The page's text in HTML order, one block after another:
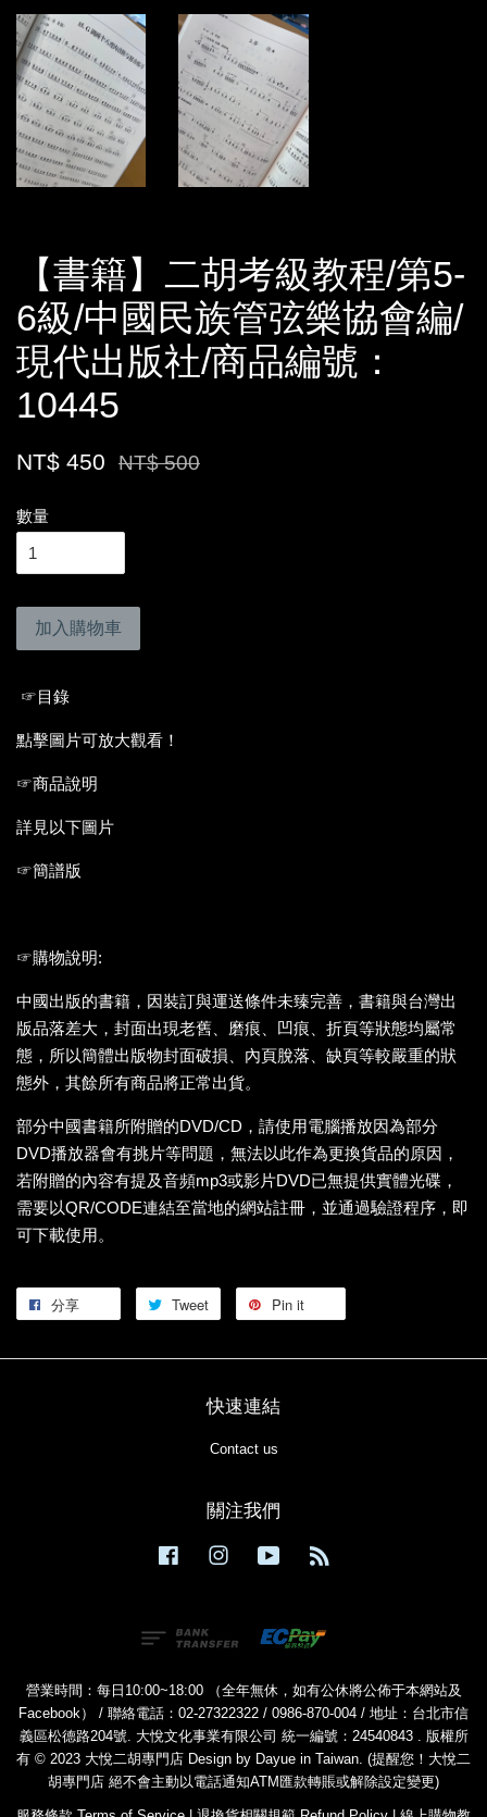
【書籍】二胡考級教程/第5-
6級/中國民族管弦樂協會編/
現代出版社/商品編號：
10445
NT$ 450 NT$ 500
數量
加入購物車
☞目錄
點擊圖片可放大觀看！
☞商品說明
詳見以下圖片
☞簡譜版
☞購物說明:
中國出版的書籍，因裝訂與運送條件未臻完善，書籍與台灣出
版品落差大，封面出現老舊、磨痕、凹痕、折頁等狀態均屬常
態，所以簡體出版物封面破損、內頁脫落、缺頁等較嚴重的狀
態外，其餘所有商品將正常出貨。
部分中國書籍所附贈的DVD/CD，請使用電腦播放因為部分
DVD播放器會有挑片等問題，無法以此作為更換貨品的原因，
若附贈的內容有提及音頻mp3或影片DVD已無提供實體光碟，
需要以QR/CODE連結至當地的網站註冊，並通過驗證程序，即
可下載使用。
分享 Tweet Pin it
快速連結
Contact us
關注我們
Facebook Instagram YouTube
營業時間：每日10:00~18:00 （全年無休，如有公休將公佈于本網站及
Facebook） / 聯絡電話：02-27322322 / 0986-870-004 / 地址：台北市信
義區松德路204號. 大悅文化事業有限公司 統一編號：24540843 . 版權所
有 © 2023 大悅二胡專門店 Design by Dayue in Taiwan. (提醒您！大悅二
胡專門店 絕不會主動以電話通知ATM匯款轉賬或解除設定變更)